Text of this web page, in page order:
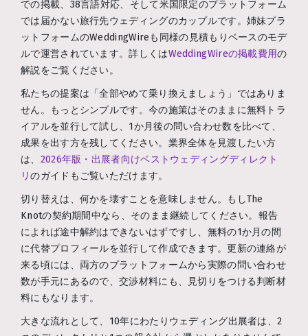
での掲載、38言語対応、そして米国限定のプラットフォーム
では届かない旅行先ウェディングのカップルです。姉妹プラ
ットフォームのWeddingWireも同様の見積もりベースのモデ
ルで運営されています。詳しくはWeddingWireの掲載費用の
解説をご覧ください。
私たちの提案は「全部やめて乗り換えましょう」ではありま
せん。もっとシンプルです。今の施策はそのままに無料トラ
イアルを並行して試し、1か月後の問い合わせ数を比べて、
成果を出す方を残してください。業界全体を見渡したい方
は、 2026年版・出展者向けベストウェディングディレクト
リのガイドもご覧いただけます。
切り替えは、何かを壊すことを意味しません。もしThe
Knotの契約期間中なら、そのまま継続してください。報告
によれば途中解約はできないはずですし、無料の1か月の間
に代替プロフィールを並行して作成できます。更新の連絡が
来る頃には、両方のプラットフォームから実際の問い合わせ
数が手元にあるので、交渉材料にも、見切りをつける判断材
料にもなります。
大きな流れとして、10年にわたりウェディング出展者は、2